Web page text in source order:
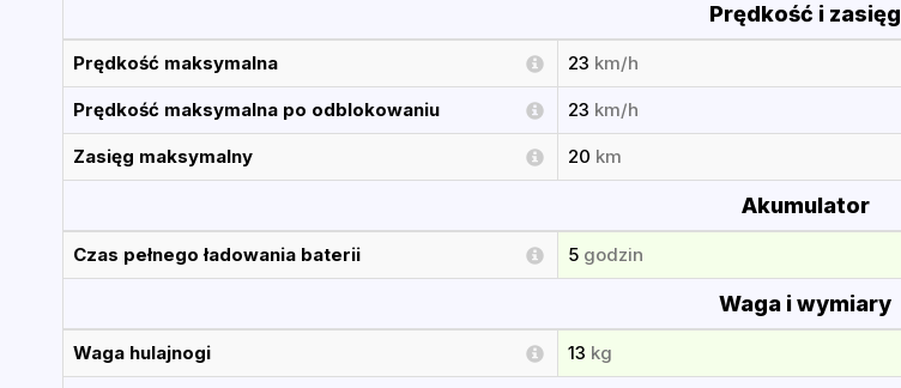
Prędkość i zasięg
Prędkość maksymalna 23 km/h
Prędkość maksymalna po odblokowaniu 23 km/h
Zasięg maksymalny 20 km
Akumulator
Czas pełnego ładowania baterii 5 godzin
Waga i wymiary
Waga hulajnogi 13 kg